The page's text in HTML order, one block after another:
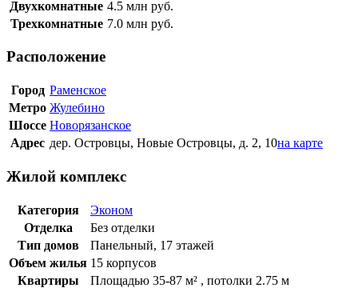
Двухкомнатные 4.5 млн руб.
Трехкомнатные 7.0 млн руб.
Расположение
Город Раменское
Метро Жулебино
Шоссе Новорязанское
Адрес дер. Островцы, Новые Островцы, д. 2, 10на карте
Жилой комплекс
Категория
Эконом
Отделка
Без отделки
Тип домов
Панельный, 17 этажей
Объем жилья 15 корпусов
Квартиры
Площадью 35-87 м² , потолки 2.75 м